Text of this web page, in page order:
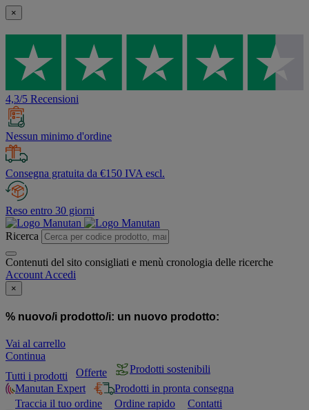
×
4,3/5 Recensioni
Nessun minimo d'ordine
Consegna gratuita da €150 IVA escl.
Reso entro 30 giorni
Ricerca
Contenuti del sito consigliati e menù cronologia delle ricerche
Account Accedi
×
% nuovo/i prodotto/i: un nuovo prodotto:
Vai al carrello
Continua
Tutti i prodotti
Offerte
Prodotti sostenibili
Manutan Expert
Prodotti in pronta consegna
Traccia il tuo ordine
Ordine rapido Contatti